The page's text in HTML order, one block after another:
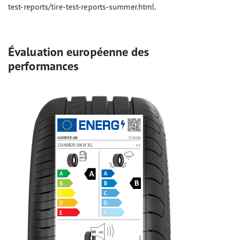
test-reports/tire-test-reports-summer.html.
Évaluation européenne des
performances